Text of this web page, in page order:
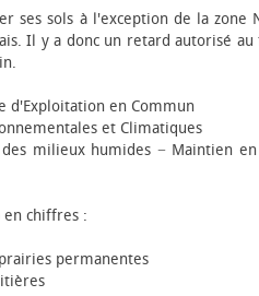
ses sols à l'exception de la zone
Il y a donc un retard autorisé au
d'Exploitation en Commun
et Climatiques
milieux humides − Maintien en
en chiffres :
permanentes